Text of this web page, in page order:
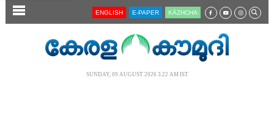
SECTIONS ENGLISH E-PAPER KĀZHCHA
SUNDAY, 09 AUGUST 2026 3.22 AM IST